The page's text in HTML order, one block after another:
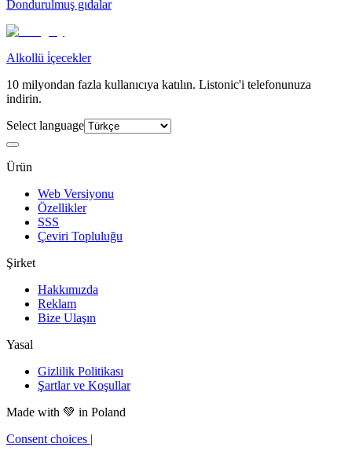
Dondurulmuş gıdalar
Alkollü i̇çecekler
10 milyondan fazla kullanıcıya katılın. Listonic'i telefonunuza
indirin.
Select language
Ürün
Web Versiyonu
Özellikler
SSS
Çeviri Topluluğu
Şirket
Hakkımızda
Reklam
Bize Ulaşın
Yasal
Gizlilik Politikası
Şartlar ve Koşullar
Made with 💚 in Poland
Consent choices |